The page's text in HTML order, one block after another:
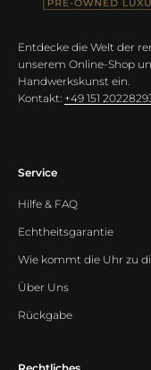
Entdecke die Welt der
unserem Online-Shop
Handwerkskunst ein.
Kontakt: +49 151
Service
Hilfe & FAQ
Echtheitsgarantie
Wie kommt die Uhr zu
Über Uns
Rückgabe